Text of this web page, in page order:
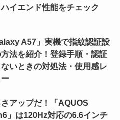
イエンド性能をチェック
A57」実機で指紋認証設
法を紹介！登録手順・認証
いときの対処法・使用感レ
アップだ！「AQUOS
」は120Hz対応の6.6インチ